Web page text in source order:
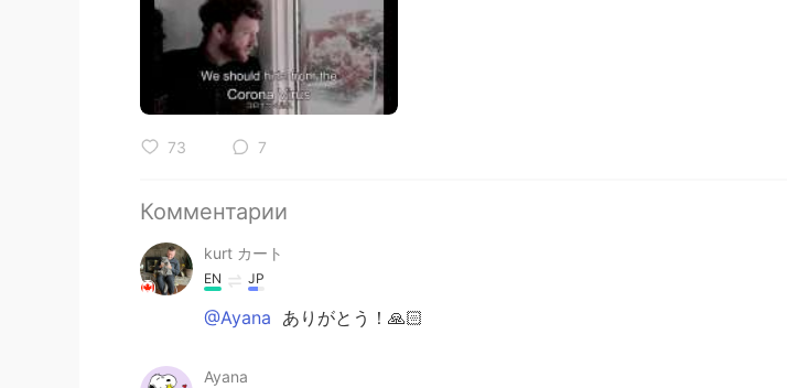
73 7
Комментарии
kurt カート
EN JP
@Ayana ありがとう！🙏🏻
Ayana